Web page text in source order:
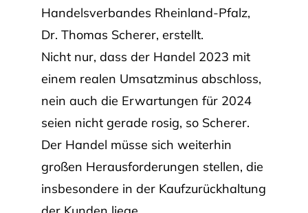
Handelsverbandes Rheinland-Pfalz,
Dr. Thomas Scherer, erstellt.
Nicht nur, dass der Handel 2023 mit
einem realen Umsatzminus abschloss,
nein auch die Erwartungen für 2024
seien nicht gerade rosig, so Scherer.
Der Handel müsse sich weiterhin
großen Herausforderungen stellen, die
insbesondere in der Kaufzurückhaltung